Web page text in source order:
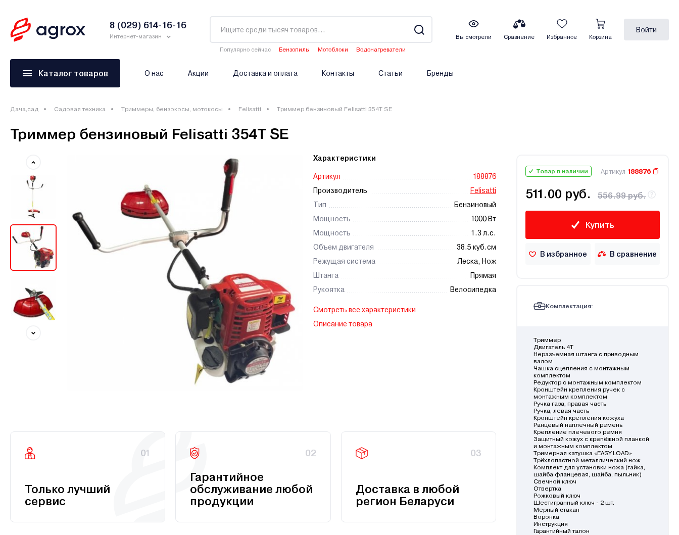
8 (029) 614-16-16
Интернет-магазин
Популярно сейчас Бензопилы Мотоблоки
Водонагреватели
Вы смотрели Сравнение Избранное Корзина
Войти
Каталог товаров О нас Акции Доставка и оплата Контакты Статьи Бренды
Дача,сад Садовая техника Триммеры, бензокосы, мотокосы Felisatti Триммер бензиновый Felisatti 354T SE
Триммер бензиновый Felisatti 354T SE
Характеристики
Артикул
188876
Производитель
Felisatti
Тип
Бензиновый
Мощность
1000 Вт
Мощность
1.3 л.с.
Объем двигателя
38.5 куб.см
Режущая система
Леска, Нож
Штанга
Прямая
Рукоятка
Велосипедка
Смотреть все характеристики
Описание товара
01
Только лучший
сервис
02
Гарантийное
обслуживание любой
продукции
03
Доставка в любой
регион Беларуси
Товар в наличии Артикул 188876
511.00 руб. 556.99 руб.
Купить
В избранное В сравнение
Комплектация:
Триммер
Двигатель 4Т
Неразъемная штанга с приводным
валом
Чашка сцепления с монтажным
комплектом
Редуктор с монтажным комплектом
Кронштейн крепления ручек с
монтажным комплектом
Ручка газа, правая часть
Ручка, левая часть
Кронштейн крепления кожуха
Ранцевый наплечный ремень
Крепление плечевого ремня
Защитный кожух с крепёжной планкой
и монтажным комплектом
Тримерная катушка «EASY LOAD»
Трёхлопастной металлический нож
Комплект для установки ножа (гайка,
шайба фланцевая, шайба, пыльник)
Свечной ключ
Отвертка
Рожковый ключ
Шестигранный ключ - 2 шт.
Мерный стакан
Воронка
Инструкция
Гарантийный талон